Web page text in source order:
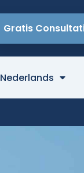
Gratis
Nederlands